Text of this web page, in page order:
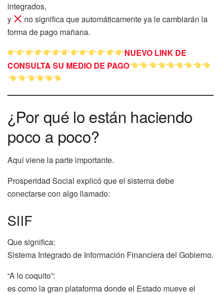
integrados,
y
no significa que automáticamente ya le cambiarán la
forma de pago mañana.
NUEVO LINK DE
CONSULTA SU MEDIO DE PAGO
¿Por qué lo están haciendo
poco a poco?
Aquí viene la parte importante.
Prosperidad Social explicó que el sistema debe
conectarse con algo llamado:
SIIF
Que significa:
Sistema Integrado de Información Financiera del Gobierno.
“A lo coquito”:
es como la gran plataforma donde el Estado mueve el